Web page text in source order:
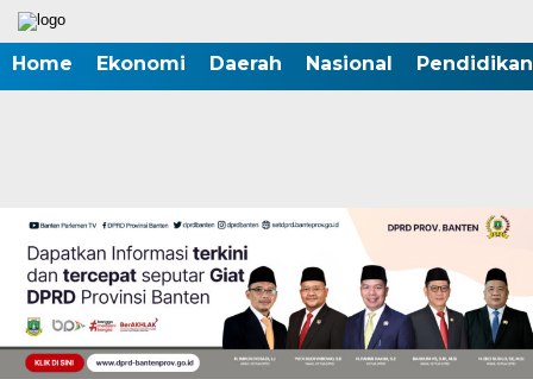
Home Ekonomi Daerah Nasional Pendidikan